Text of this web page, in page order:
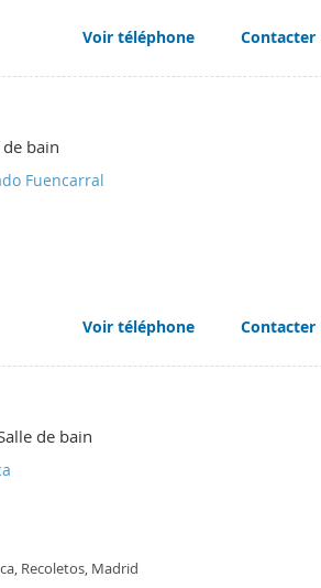
Voir téléphone Contacter
de bain
Fuencarral
Voir téléphone Contacter
de bain
Recoletos, Madrid